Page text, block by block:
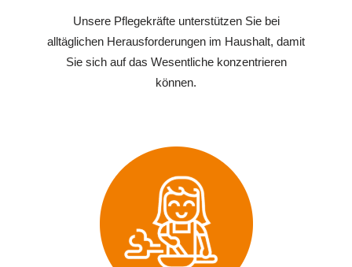
Unsere Pflegekräfte unterstützen Sie bei
alltäglichen Herausforderungen im Haushalt, damit
Sie sich auf das Wesentliche konzentrieren
können.